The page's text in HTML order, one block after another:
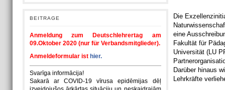
BEITRAGE
Anmeldung zum Deutschlehrertag am
09.Oktober 2020 (nur für Verbandsmitglieder).
Anmeldeformular ist hier.
Svarīga informācija!
Sakarā ar COVID-19 vīrusa epidēmijas dēļ
Die
eine
Fakultät für
Universität (LU
Darüber hinaus
Lehrkräfte